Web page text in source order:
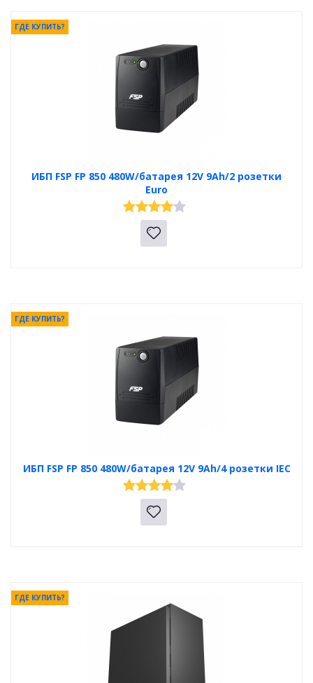
ИБП FSP FP 850 480W/батарея 12V 9Ah/2 розетки
Euro
ГДЕ КУПИТЬ?
ИБП FSP FP 850 480W/батарея 12V 9Ah/4 розетки IEC
ГДЕ КУПИТЬ?
ГДЕ КУПИТЬ?